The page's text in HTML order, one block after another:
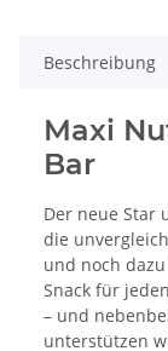
Beschreibung
Maxi
Bar
Der neue Star
die
und noch
Snack für
– und
unterstützen